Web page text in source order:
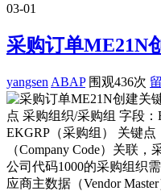
03-01
采购订单ME21N
yangsen ABAP围观436次
点 采购组织/采购组 字段：
EKGRP（采购组） 关键
（Company Code）关联
公司代码1000的采购组织
应商主数据（Vendor